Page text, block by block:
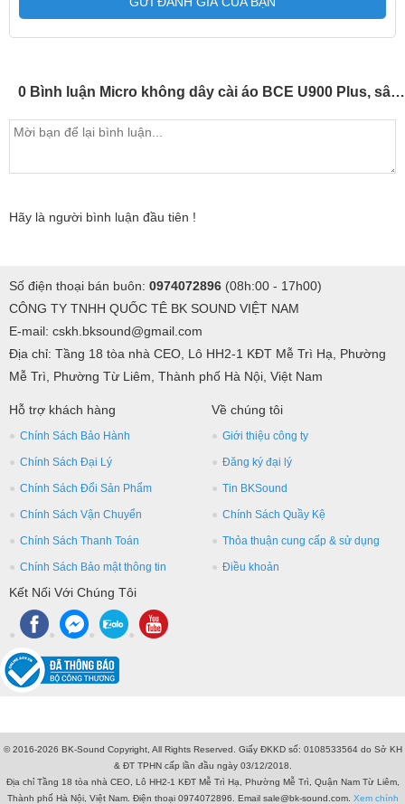
0 Bình luận Micro không dây cài áo BCE U900 Plus, sân khấu, giảng dậy, hội thảo, Giá 1 bộ
Hãy là người bình luận đầu tiên !
Số điện thoại bán buôn: 0974072896 (08h:00 - 17h00)
CÔNG TY TNHH QUỐC TÊ BK SOUND VIỆT NAM
E-mail: cskh.bksound@gmail.com
Địa chỉ: Tầng 18 tòa nhà CEO, Lô HH2-1 KĐT Mễ Trì Hạ, Phường
Mễ Trì, Phường Từ Liêm, Thành phố Hà Nội, Việt Nam
Hỗ trợ khách hàng
Chính Sách Bảo Hành
Chính Sách Đại Lý
Chính Sách Đổi Sản Phẩm
Chính Sách Vận Chuyển
Chính Sách Thanh Toán
Chính Sách Bảo mật thông tin
Về chúng tôi
Giới thiệu công ty
Đăng ký đại lý
Tin BKSound
Chính Sách Quầy Kệ
Thỏa thuận cung cấp & sử dụng
Điều khoản
Kết Nối Với Chúng Tôi
© 2016-2026 BK-Sound Copyright, All Rights Reserved. Giấy ĐKKD số: 0108533564 do Sở KH
& ĐT TPHN cấp lần đầu ngày 03/12/2018.
Địa chỉ Tầng 18 tòa nhà CEO, Lô HH2-1 KĐT Mễ Trì Hạ, Phường Mễ Trì, Quận Nam Từ Liêm,
Thành phố Hà Nội, Việt Nam. Điện thoại 0974072896. Email sale@bk-sound.com. Xem chính